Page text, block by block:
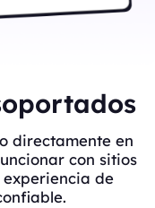
directamente en
con sitios
de